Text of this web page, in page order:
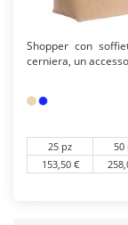
Shopper con
cerniera, un
25 pz 50
153,50 €